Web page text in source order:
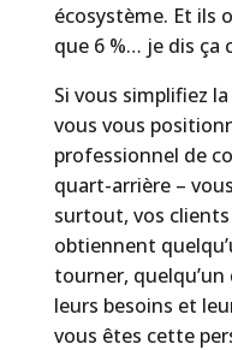
écosystème. Et ils
que 6 %… je dis ça
Si vous simplifiez
vous vous
professionnel de
quart-arrière –
surtout, vos
obtiennent
tourner,
leurs besoins et
vous êtes cette